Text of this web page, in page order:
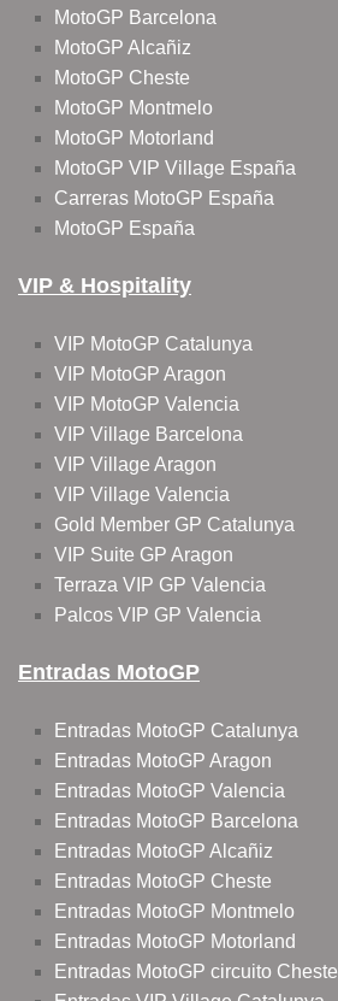
MotoGP Barcelona
MotoGP Alcañiz
MotoGP Cheste
MotoGP Montmelo
MotoGP Motorland
MotoGP VIP Village España
Carreras MotoGP España
MotoGP España
VIP & Hospitality
VIP MotoGP Catalunya
VIP MotoGP Aragon
VIP MotoGP Valencia
VIP Village Barcelona
VIP Village Aragon
VIP Village Valencia
Gold Member GP Catalunya
VIP Suite GP Aragon
Terraza VIP GP Valencia
Palcos VIP GP Valencia
Entradas MotoGP
Entradas MotoGP Catalunya
Entradas MotoGP Aragon
Entradas MotoGP Valencia
Entradas MotoGP Barcelona
Entradas MotoGP Alcañiz
Entradas MotoGP Cheste
Entradas MotoGP Montmelo
Entradas MotoGP Motorland
Entradas MotoGP circuito Cheste